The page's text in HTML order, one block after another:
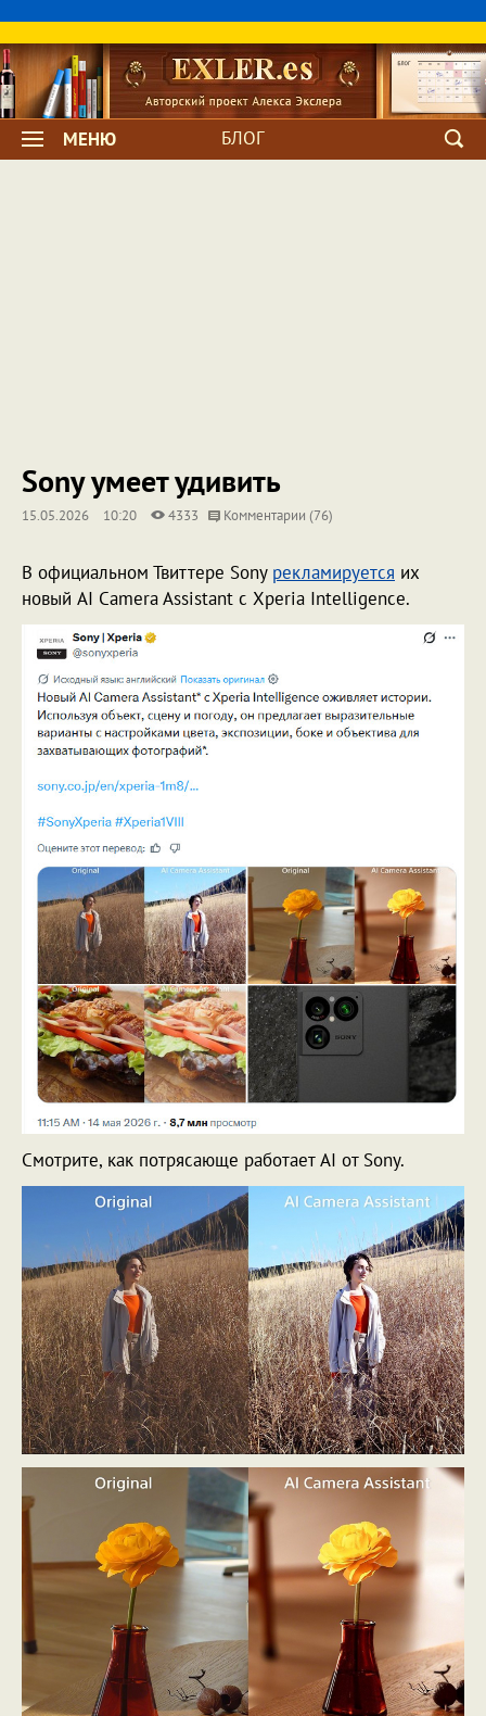
МЕНЮ БЛОГ
Sony умеет удивить
15.05.2026 10:20 4333 Комментарии (76)
В официальном Твиттере Sony рекламируется их
новый AI Camera Assistant с Xperia Intelligence.
Смотрите, как потрясающе работает AI от Sony.